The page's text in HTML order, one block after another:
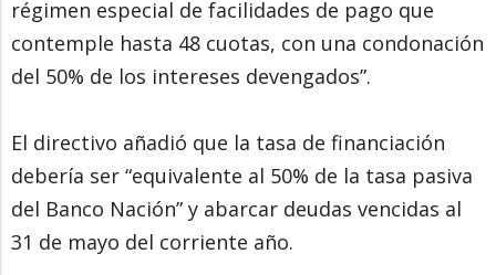
régimen especial de facilidades de pago que
contemple hasta 48 cuotas, con una condonación
del 50% de los intereses devengados”.
El directivo añadió que la tasa de financiación
debería ser “equivalente al 50% de la tasa pasiva
del Banco Nación” y abarcar deudas vencidas al
31 de mayo del corriente año.